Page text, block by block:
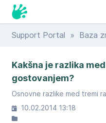
Support Portal » Baza
Kakšna je razlika
gostovanjem?
10.02.2014 13:18